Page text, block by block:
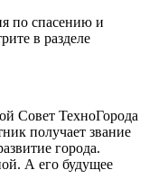
по спасению и
в разделе
Совет ТехноГорода
получает звание
города.
А его будущее